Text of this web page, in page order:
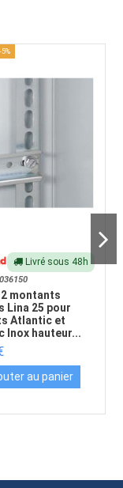
Livré sous 48h
montants
Lina 25 pour
Atlantic et
Inox hauteur...
au panier